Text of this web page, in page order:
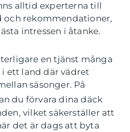
alltid experterna till
och rekommendationer,
intressen i åtanke.
en tjänst många
ett land där vädret
säsonger. På
du förvara dina däck
vilket säkerställer att
det är dags att byta